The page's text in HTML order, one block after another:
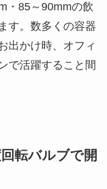
・85～90mmの飲
す。数多くの容器
出かけ時、オフィ
で活躍すること間
転バルブで開